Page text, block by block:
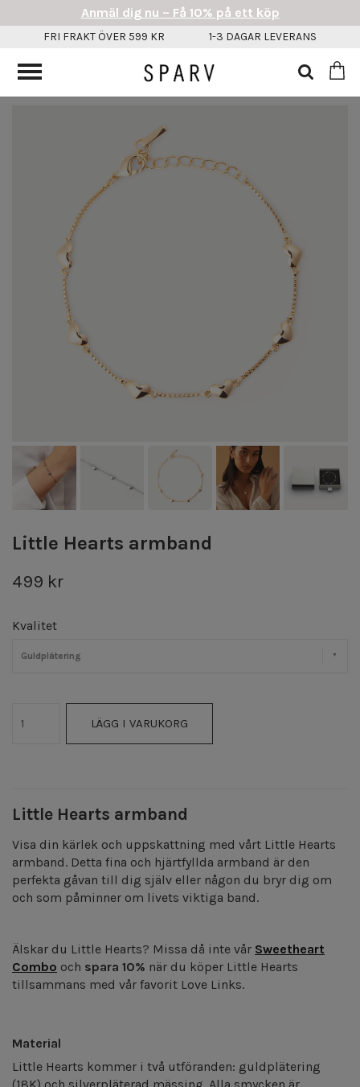
Little Hearts armband
499 kr
Kvalitet
Guldplätering
LÄGG I VARUKORG
Little Hearts armband
Visa din kärlek och uppskattning med vårt Little Hearts
armband. Detta fina och hjärtfyllda armband är den
perfekta gåvan till dig själv eller någon du bryr dig om
och som påminner om livets viktiga band.
Älskar du Little Hearts? Missa då inte vår Sweetheart
Combo och spara 10% när du köper Little Hearts
tillsammans med vår favorit Love Links.
Material
Little Hearts kommer i två utföranden: guldplätering
(18K) och silverpläterad mässing. Alla smycken är
Anmäl dig nu – Få 10% på ett köp
FRI FRAKT ÖVER 599 KR 1-3 DAGAR LEVERANS